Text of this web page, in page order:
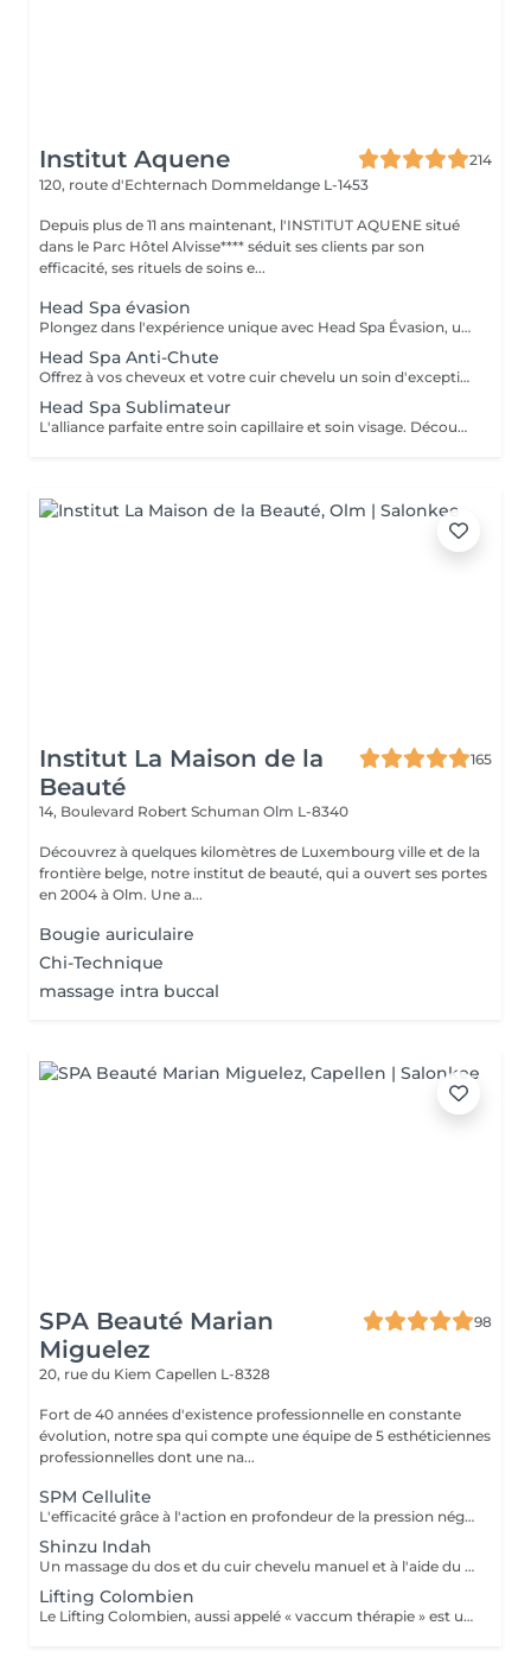
Institut Aquene
214
120, route d'Echternach Dommeldange L-1453
Depuis plus de 11 ans maintenant, l'INSTITUT AQUENE situé
dans le Parc Hôtel Alvisse**** séduit ses clients par son
efficacité, ses rituels de soins e...
Head Spa évasion
Plongez dans l'expérience unique avec Head Spa Évasion, un soin dédié exclusivement à votre cuir chevelu. Ce rituel express est idéal pour découvrir les bienfaits du Head Spa, alliant relaxation profonde et stimulation du cuir chevelu. Un Moment Pour Vous Évader - Nettoyage en profondeur: Élimination des impuretés pour un cuir chevelu purifié. - Massage ciblé: Une gestuelle relaxante qui stimule la microcirculation et soulage les tensions. - Hydratation et soin: Des produits adaptés pour nourrir et revitaliser votre cuir chevelu. Un sèche cheveux et des brosses sont mis à votre disposition pour que vous ne repartiez pas avec la tête mouillée.
Head Spa Anti-Chute
Offrez à vos cheveux et votre cuir chevelu un soin d'exception avec notre Head Spa Anti-chute, utilisant les produits haut de gamme NANNIC. Ce traitement innovant a été conçu pour prévenir la chute des cheveux, favoriser leur repousse et renforcer leur santé globale. Les Bienfaits des Produits NANNIC Les soins NANNIC sont formulés avec des complexes innovants et des ingrédients naturels tels que: - Peptides bioactifs: stimulent la croissance et renforcent les racines. - Extraits végétaux: Apaisent et rééquilibrent le cuir chevelu. - Technologie NBE: Optimise la pénétration des actifs pour des résultats visible dès les premières séances. Afin de prolonger les bienfaits à la maison, bénéficiez d'une réduction de 15% sur la gamme capillaire ainsi que les trousses au format voyage et/ou découverte. Un sèche cheveux et des brosses sont mis à votre disposition pour que vous ne repartiez pas avec la tête mouillée
Head Spa Sublimateur
L'alliance parfaite entre soin capillaire et soin visage. Découvrez notre nouveau Head Spa Sublimateur qui marie le meilleur des soins capillaires et des soins visage pour une expérience de bien-être et de beauté complète. Conçu pour sublimer vos cheveux tout en revitalisant votre peau, ce soin est une véritable parenthèse de détente et de régénération. En Quoi Consiste ce soin ? Le Head Spa Sublimateur est un protocole unique qui agit en profondeur sur vos cheveux, votre cuir chevelu et votre visage: - Soin Capillaire Personnalisé: Nettoyage, massage et application de soins adaptés pour purifier le cuir chevelu, renforcer la fibre capillaire et sublimer vos cheveux. - Rituel visage: Un soin ciblé pour hydrater, apaiser et illuminer la peau, en utilisant des produits premium et techniques expertes. - Massage Relaxant: Une gestuelle douce et enveloppante pour une détente absolue, favorisant la circulation et l'oxygénation des tissus. Les Bienfaits - Pour vos cheveux: Un cuir chevelu purifié, des cheveux plus brillants, plus doux et revitalisés en profondeur. - Pour votre peau: Un teint éclatant, une peau repulpée et nourrie, visiblement apaisée. - Pour votre Bien-être: Une relaxation totale et un moment de lâcher-prise unique. Un moment d'exception pour sublimer votre beauté naturelle Un sèche cheveux et des brosses sont mis à votre disposition pour que vous ne repartiez pas avec la tête mouillée
Institut La Maison de la
Beauté
165
14, Boulevard Robert Schuman Olm L-8340
Découvrez à quelques kilomètres de Luxembourg ville et de la
frontière belge, notre institut de beauté, qui a ouvert ses portes
en 2004 à Olm. Une a...
Bougie auriculaire
Chi-Technique
massage intra buccal
SPA Beauté Marian
Miguelez
98
20, rue du Kiem Capellen L-8328
Fort de 40 années d'existence professionnelle en constante
évolution, notre spa qui compte une équipe de 5 esthéticiennes
professionnelles dont une na...
SPM Cellulite
L'efficacité grâce à l'action en profondeur de la pression négative. Technique originale du "palper - rouler" Drainage, régénération et raffermissement des tissus du visage, du buste et du corps. Pour tous types de peaux. Traitements spécifiques contre les vergetures, la cellulite et bien d'autres. Maîtriser peau d'orange, culotte de cheval et tissus conjonctif faible grâce au SPM Digital ! Le SPM le multi -talent dont on ne peut plus se passer. Raffermir et regalber la poitrine sans appel à la chirurgie, l'un des nombreux traitements spécifiques.
Shinzu Indah
Un massage du dos et du cuir chevelu manuel et à l'aide du Rama, cet outil en métal kansa parfaitement adapté au travail des méridiens, des mémoires, des blocages émotionnels du dos. Pour une détente profonde et un véritable reset sur le plan émotionnel!
Lifting Colombien
Le Lifting Colombien, aussi appelé « vaccum thérapie » est une technique non chirurgicale, pratiquée à l'aide de ventouses qui exercent une aspiration pour casser les dépôts de cellulite et de graisse, éliminer les toxines, améliorer le drainage et restaurer l'élasticité de la peau.